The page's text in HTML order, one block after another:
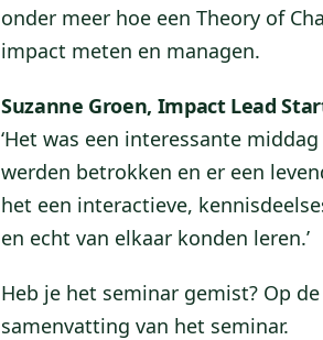
onder meer hoe een Theory of
impact meten en managen.
Suzanne Groen, Impact Lead
‘Het was een interessante
werden betrokken en er een
het een interactieve,
en echt van elkaar konden leren.’
Heb je het seminar gemist? Op de
samenvatting van het seminar.